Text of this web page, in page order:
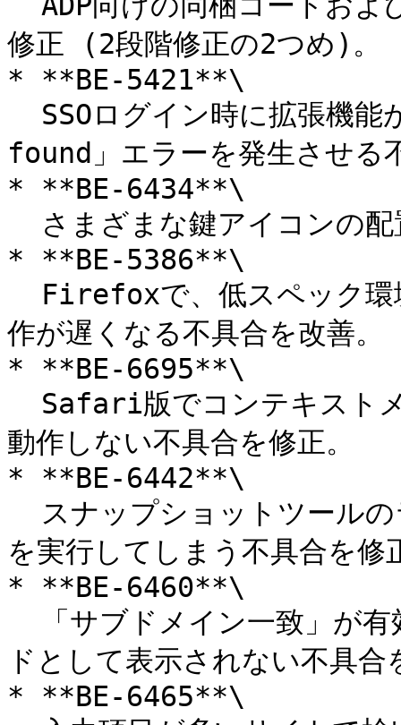
修正 (2段階修正の2つめ)。
* **BE-5421**\
found」エラーを発生させる
* **BE-6434**\
* **BE-5386**\
作が遅くなる不具合を改善。
* **BE-6695**\
動作しない不具合を修正。
* **BE-6442**\
を実行してしまう不具合を修
* **BE-6460**\
ドとして表示されない不具合
* **BE-6465**\